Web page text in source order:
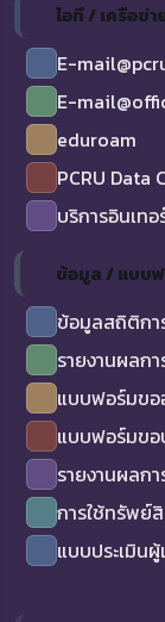
ไอที / เครือข่
E-
E-
eduroam
PCRU Data
บริการอินเทอ
ข้อมูล / แบบฟ
ข้อมูลสถิติกา
รายงานผลก
แบบฟอร์มข
แบบฟอร์มขอ
รายงานผลก
การใช้ทรัพย์
แบบประเมิน